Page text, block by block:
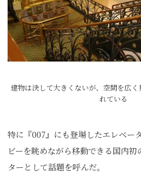
建物は決して大きくないが、空間を広
れている
特に『007』にも登場したエレベー
ビーを眺めながら移動できる国内初
ターとして話題を呼んだ。